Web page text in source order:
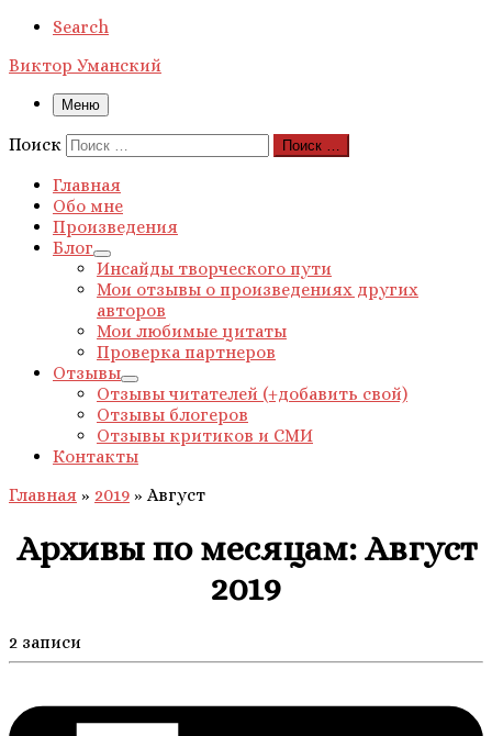
Search
Виктор Уманский
Меню
Поиск Поиск …
Главная
Обо мне
Произведения
Блог
Инсайды творческого пути
Мои отзывы о произведениях других
авторов
Мои любимые цитаты
Проверка партнеров
Отзывы
Отзывы читателей (+добавить свой)
Отзывы блогеров
Отзывы критиков и СМИ
Контакты
Главная » 2019 » Август
Архивы по месяцам:Август
2019
2 записи